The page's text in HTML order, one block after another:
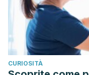
2021.https://
CURIOSITÀ